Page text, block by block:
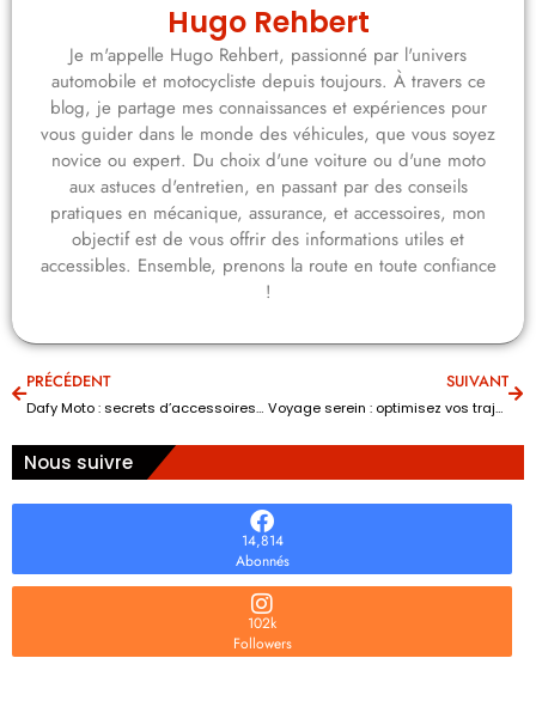
Hugo Rehbert
Je m'appelle Hugo Rehbert, passionné par l'univers
automobile et motocycliste depuis toujours. À travers ce
blog, je partage mes connaissances et expériences pour
vous guider dans le monde des véhicules, que vous soyez
novice ou expert. Du choix d'une voiture ou d'une moto
aux astuces d'entretien, en passant par des conseils
pratiques en mécanique, assurance, et accessoires, mon
objectif est de vous offrir des informations utiles et
accessibles. Ensemble, prenons la route en toute confiance
!
PRÉCÉDENT
Dafy Moto : secrets d’accessoires pour optimiser votre expérience en deux-roues
SUIVANT
Voyage serein : optimisez vos trajets en Europe avec bip and go
Nous suivre
14,814
Abonnés
102k
Followers